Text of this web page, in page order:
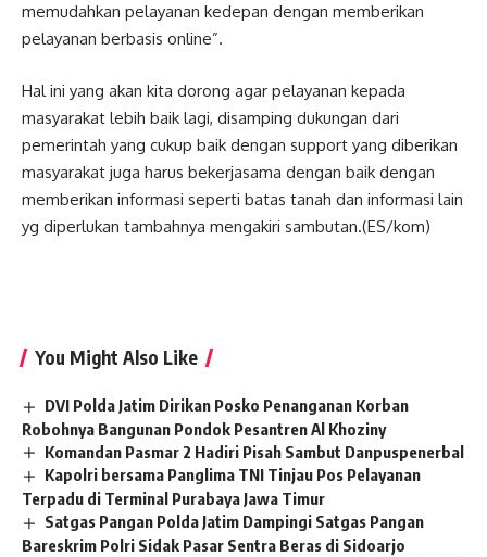
memudahkan pelayanan kedepan dengan memberikan
pelayanan berbasis online”.
Hal ini yang akan kita dorong agar pelayanan kepada
masyarakat lebih baik lagi, disamping dukungan dari
pemerintah yang cukup baik dengan support yang diberikan
masyarakat juga harus bekerjasama dengan baik dengan
memberikan informasi seperti batas tanah dan informasi lain
yg diperlukan tambahnya mengakiri sambutan.(ES/kom)
You Might Also Like
DVI Polda Jatim Dirikan Posko Penanganan Korban
Robohnya Bangunan Pondok Pesantren Al Khoziny
Komandan Pasmar 2 Hadiri Pisah Sambut Danpuspenerbal
Kapolri bersama Panglima TNI Tinjau Pos Pelayanan
Terpadu di Terminal Purabaya Jawa Timur
Satgas Pangan Polda Jatim Dampingi Satgas Pangan
Bareskrim Polri Sidak Pasar Sentra Beras di Sidoarjo